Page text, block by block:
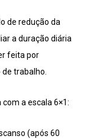
de redução da
a duração diária
feita por
trabalho.
a escala 6×1:
(após 60